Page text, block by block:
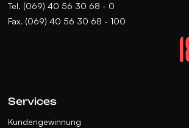
Tel. (069) 40 56 30 68 - 0
Fax. (069) 40 56 30 68 - 100
Services
Kundengewinnung